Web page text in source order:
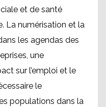
et de santé
La numérisation et la
les agendas des
une
sur l’emploi et le
le
populations dans la